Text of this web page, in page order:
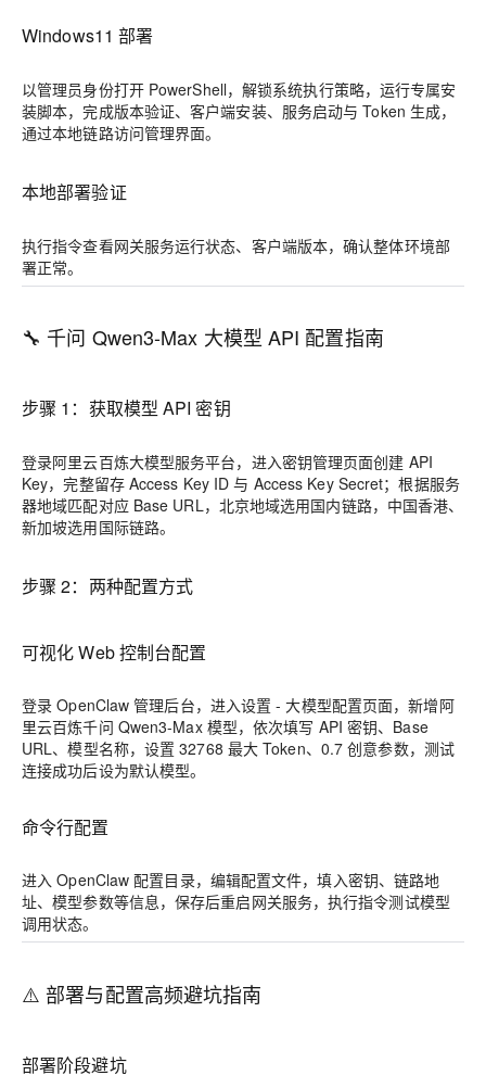
Windows11 部署
以管理员身份打开 PowerShell，解锁系统执行策略，运行专属安
装脚本，完成版本验证、客户端安装、服务启动与 Token 生成，
通过本地链路访问管理界面。
本地部署验证
执行指令查看网关服务运行状态、客户端版本，确认整体环境部
署正常。
🔧 千问 Qwen3-Max 大模型 API 配置指南
步骤 1：获取模型 API 密钥
登录阿里云百炼大模型服务平台，进入密钥管理页面创建 API
Key，完整留存 Access Key ID 与 Access Key Secret；根据服务
器地域匹配对应 Base URL，北京地域选用国内链路，中国香港、
新加坡选用国际链路。
步骤 2：两种配置方式
可视化 Web 控制台配置
登录 OpenClaw 管理后台，进入设置 - 大模型配置页面，新增阿
里云百炼千问 Qwen3-Max 模型，依次填写 API 密钥、Base
URL、模型名称，设置 32768 最大 Token、0.7 创意参数，测试
连接成功后设为默认模型。
命令行配置
进入 OpenClaw 配置目录，编辑配置文件，填入密钥、链路地
址、模型参数等信息，保存后重启网关服务，执行指令测试模型
调用状态。
⚠️ 部署与配置高频避坑指南
部署阶段避坑